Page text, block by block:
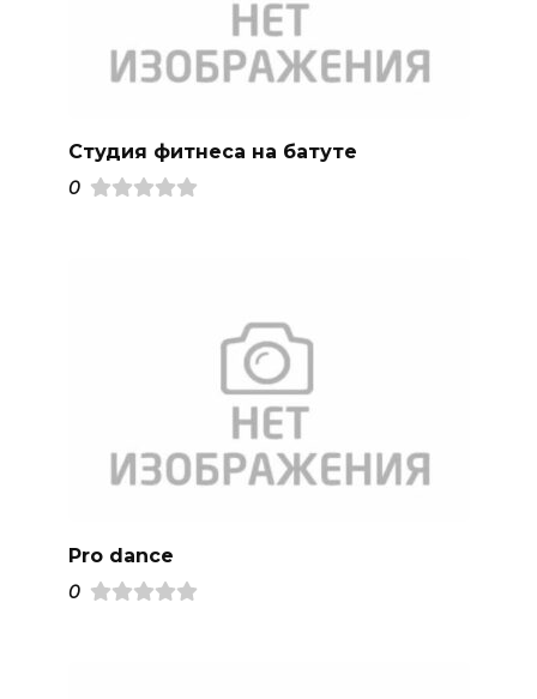
Студия фитнеса на батуте
0
Pro dance
0